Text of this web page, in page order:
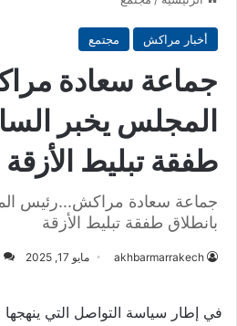
أخبار مراكش مجتمع
جماعة سعادة
المجلس يخبر
طفقة تبليط الأزقة
جماعة سعادة مراكش...رئيس
بانطلاق طفقة تبليط الأزقة
akhbarmarrakech مايو 17, 2025
في إطار سياسة التواصل التي